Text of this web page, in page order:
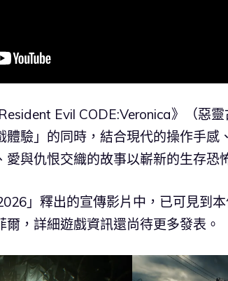
Evil CODE:Veronica》（惡
體驗」的同時，結合現代的操作手感
與仇恨交織的故事以嶄新的生存恐
」釋出的宣傳影片中，已可見到
，詳細遊戲資訊還尚待更多發表。